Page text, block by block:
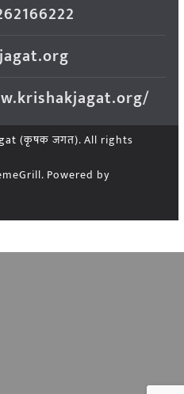
(कृषक जगत). All rights
Powered by